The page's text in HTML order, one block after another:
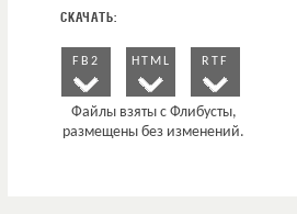
FB2 HTML RTF